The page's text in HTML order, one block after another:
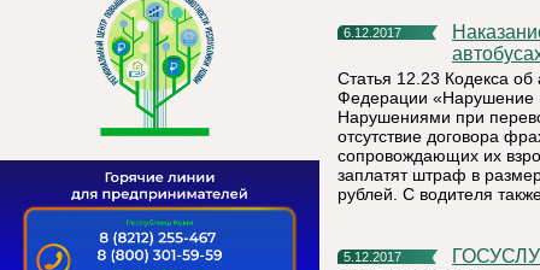
6.12.2017
Наказание за нарушения правил перевозки детей в
Статья 12.23 Кодекса
Федерации «Нарушение
Нарушениями при
отсутствие договора
сопровождающих их
заплатят штраф в
рублей. С водителя
5.12.2017